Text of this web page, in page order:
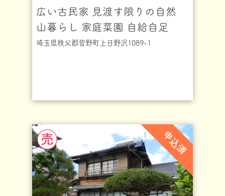
広い古民家 見渡す限りの自然
山暮らし 家庭菜園 自給自足
埼玉県秩父郡皆野町上日野沢1089-1
申込済